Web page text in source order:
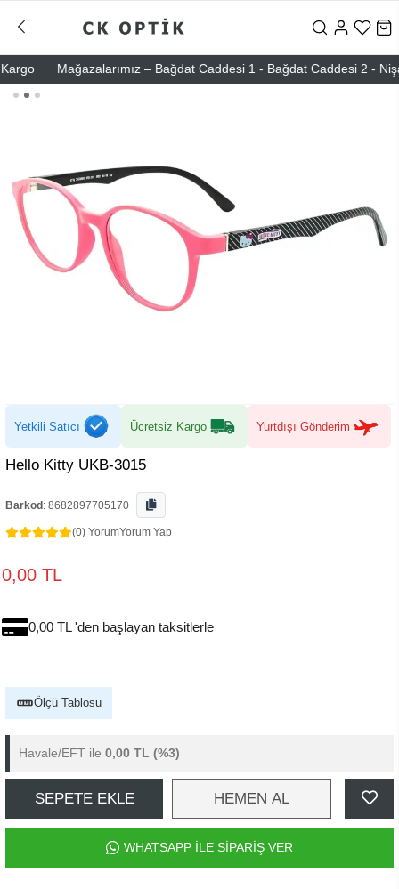
Mağazalarımız – Bağdat Caddesi 1 - Bağdat Caddesi 2 -
Yetkili Satıcı Ücretsiz Kargo Yurtdışı Gönderim
Hello Kitty UKB-3015
Barkod : 8682897705170
(0) YorumYorum Yap
0,00 TL
0,00 TL 'den başlayan taksitlerle
Ölçü Tablosu
Havale/EFT ile 0,00 TL (%3)
SEPETE EKLE HEMEN AL
WHATSAPP İLE SİPARİŞ VER